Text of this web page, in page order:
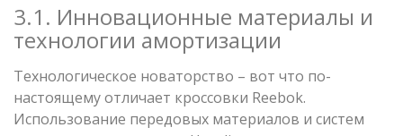
3.1. Инновационные материалы и
технологии амортизации
Технологическое новаторство – вот что по-
настоящему отличает кроссовки Reebok.
Использование передовых материалов и систем